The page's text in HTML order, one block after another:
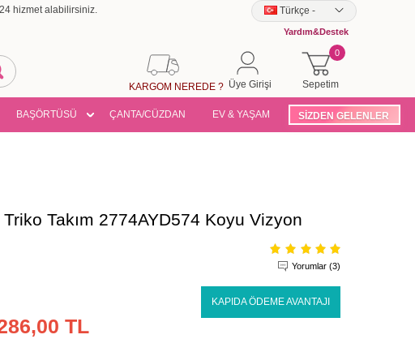
hizmet alabilirsiniz. Türkçe -
Yardım&Destek
Sepetim
0
Üye Girişi
KARGOM NEREDE ?
BAŞÖRTÜSÜ ÇANTA/CÜZDAN EV & YAŞAM SİZDEN GELENLER
Triko Takım 2774AYD574 Koyu Vizyon
Yorumlar (3)
KAPIDA ÖDEME AVANTAJI
TL